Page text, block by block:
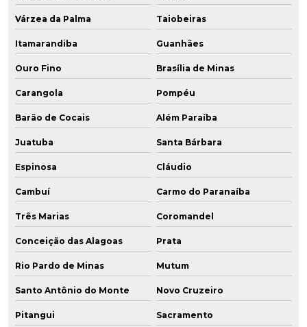
Várzea da Palma Taiobeiras
Itamarandiba Guanhães
Ouro Fino Brasília de Minas
Carangola Pompéu
Barão de Cocais Além Paraíba
Juatuba Santa Bárbara
Espinosa Cláudio
Cambuí Carmo do Paranaíba
Três Marias Coromandel
Conceição das Alagoas Prata
Rio Pardo de Minas Mutum
Santo Antônio do Monte Novo Cruzeiro
Pitangui Sacramento